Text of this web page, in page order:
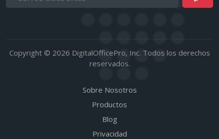
Copyright © 2026 DigitalOfficePro, Inc. Todos los derechos
reservados.
Sobre Nosotros
Productos
Blog
Privacidad